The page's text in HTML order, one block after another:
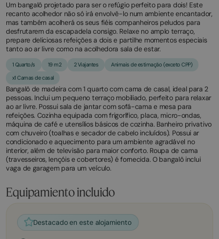
Um bangalô projetado para ser o refúgio perfeito para dois! Este
recanto acolhedor não só irá envolvê-lo num ambiente encantador,
mas também acolherá os seus fiéis companheiros peludos para
desfrutarem da escapadela consigo. Relaxe no amplo terraço,
prepare deliciosas refeições a dois e partilhe momentos especiais
tanto ao ar livre como na acolhedora sala de estar.
1 Quarto/s 19 m2 2 Viajantes
Animais de estimação (exceto CPP)
x1 Camas de casal
Bangalô de madeira com 1 quarto com cama de casal, ideal para 2
pessoas. Inclui um pequeno terraço mobiliado, perfeito para relaxar
ao ar livre. Possui sala de jantar com sofá-cama e mesa para
refeições. Cozinha equipada com frigorífico, placa, micro-ondas,
máquina de café e utensílios básicos de cozinha. Banheiro privativo
com chuveiro (toalhas e secador de cabelo incluídos). Possui ar
condicionado e aquecimento para um ambiente agradável no
interior, além de televisão para maior conforto. Roupa de cama
(travesseiros, lençóis e cobertores) é fornecida. O bangalô inclui
vaga de garagem para um veículo.
Equipamiento incluido
Destacado en este alojamiento